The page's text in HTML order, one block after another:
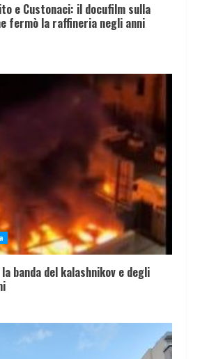
e Custonaci: il docufilm sulla
fermò la raffineria negli anni
banda del kalashnikov e degli